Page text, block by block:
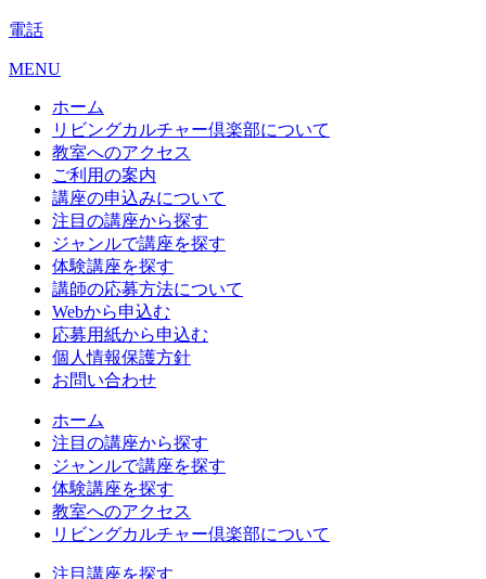
電話
MENU
ホーム
リビングカルチャー倶楽部について
教室へのアクセス
ご利用の案内
講座の申込みについて
注目の講座から探す
ジャンルで講座を探す
体験講座を探す
講師の応募方法について
Webから申込む
応募用紙から申込む
個人情報保護方針
お問い合わせ
ホーム
注目の講座から探す
ジャンルで講座を探す
体験講座を探す
教室へのアクセス
リビングカルチャー倶楽部について
注目講座を探す